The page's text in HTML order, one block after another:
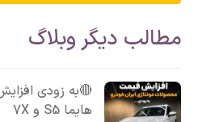
مطالب دیگر وبلاگ
🔴به زودی
هایما S5 و 7X